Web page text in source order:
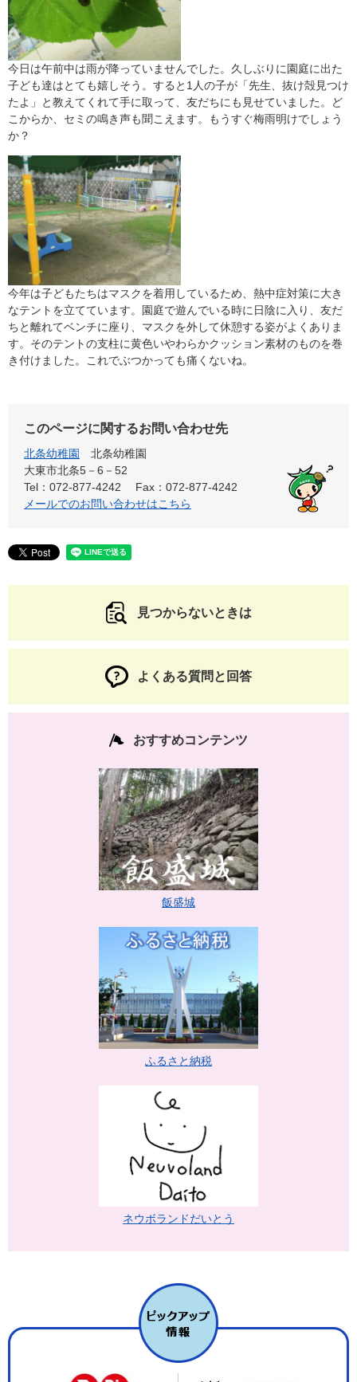
今日は午前中は雨が降っていませんでした。久しぶりに園庭に出た
子ども達はとても嬉しそう。すると1人の子が「先生、抜け殻見つけ
たよ」と教えてくれて手に取って、友だちにも見せていました。ど
こからか、セミの鳴き声も聞こえます。もうすぐ梅雨明けでしょう
か？
今年は子どもたちはマスクを着用しているため、熱中症対策に大き
なテントを立てています。園庭で遊んでいる時に日陰に入り、友だ
ちと離れてベンチに座り、マスクを外して休憩する姿がよくありま
す。そのテントの支柱に黄色いやわらかクッション素材のものを巻
き付けました。これでぶつかっても痛くないね。
このページに関するお問い合わせ先
北条幼稚園
北条幼稚園
大東市北条5－6－52
Tel：072-877-4242
Fax：072-877-4242
メールでのお問い合わせはこちら
見つからないときは
よくある質問と回答
おすすめコンテンツ
飯盛城
ふるさと納税
ネウボランドだいとう